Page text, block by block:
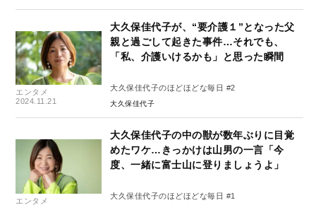
エンタメ
2024.11.21
大久保佳代子が、“要介護１”となった父
親と過ごして起きた事件…それでも、
「私、介護いけるかも」と思った瞬間
大久保佳代子のほどほどな毎日 #2
大久保佳代子
エンタメ
大久保佳代子の中の獣が数年ぶりに目覚
めたワケ…きっかけは山男の一言「今
度、一緒に富士山に登りましょうよ」
大久保佳代子のほどほどな毎日 #1